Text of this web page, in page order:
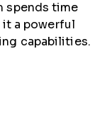
spends time
a powerful
capabilities.